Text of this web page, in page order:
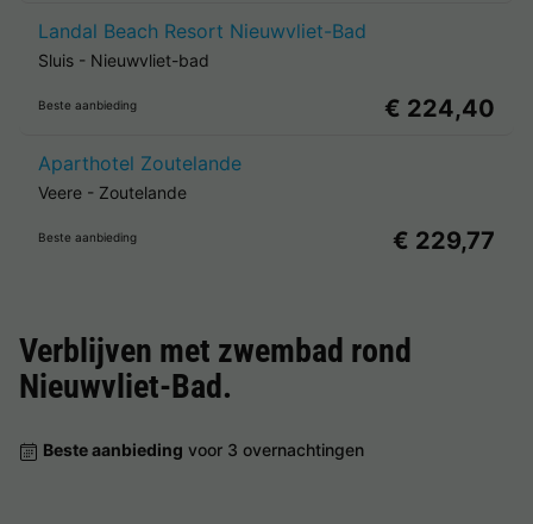
Landal Beach Resort Nieuwvliet-Bad
Sluis - Nieuwvliet-bad
Beste aanbieding € 224,40
Aparthotel Zoutelande
Veere - Zoutelande
Beste aanbieding € 229,77
Verblijven met zwembad rond
Nieuwvliet-Bad.
Beste aanbieding voor 3 overnachtingen